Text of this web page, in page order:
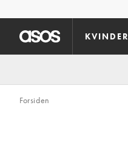
KVINDER
Forsiden